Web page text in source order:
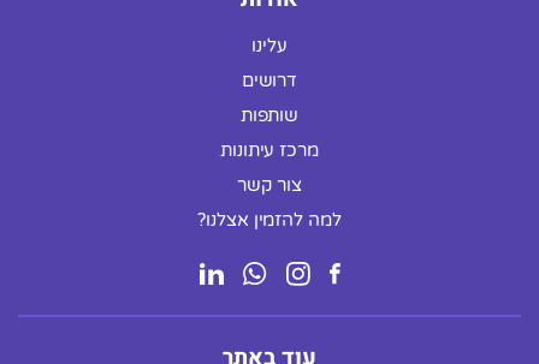
עלינו
דרושים
שותפות
מרכז עיתונות
צור קשר
למה להזמין אצלנו?